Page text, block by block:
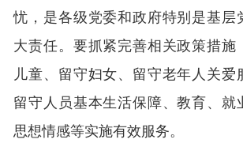
忧，是各级党委和政府特别是基层
大责任。要抓紧完善相关政策措施
儿童、留守妇女、留守老年人关爱
留守人员基本生活保障、教育、就
思想情感等实施有效服务。